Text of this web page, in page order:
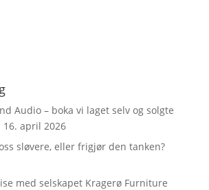
Audio – boka vi laget selv og solgte
16. april 2026
sløvere, eller frigjør den tanken?
med selskapet Kragerø Furniture